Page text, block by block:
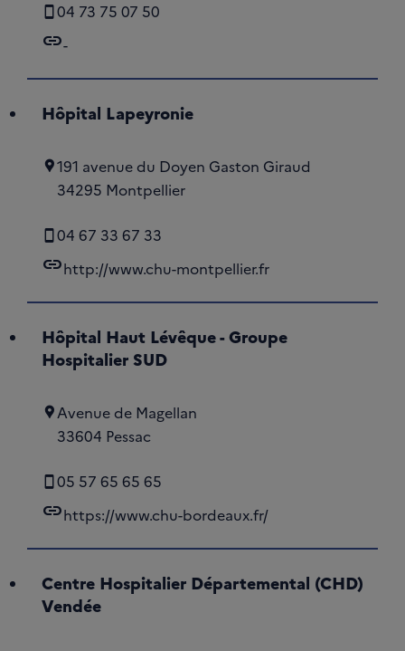
04 73 75 07 50
link-
Hôpital Lapeyronie
191 avenue du Doyen Gaston Giraud
34295 Montpellier
04 67 33 67 33
linkhttp://www.chu-montpellier.fr
Hôpital Haut Lévêque - Groupe
Hospitalier SUD
Avenue de Magellan
33604 Pessac
05 57 65 65 65
linkhttps://www.chu-bordeaux.fr/
Centre Hospitalier Départemental (CHD)
Vendée